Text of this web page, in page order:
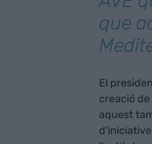
que
El
creació
aquest